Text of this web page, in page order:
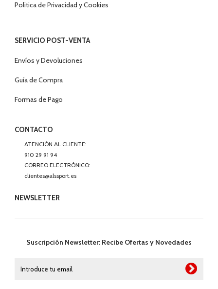
Politica de Privacidad y Cookies
SERVICIO POST-VENTA
Envíos y Devoluciones
Guía de Compra
Formas de Pago
CONTACTO
ATENCIÓN AL CLIENTE:
910 29 91 94
CORREO ELECTRÓNICO:
clientes@alssport.es
NEWSLETTER
Suscripción Newsletter: Recibe Ofertas y Novedades